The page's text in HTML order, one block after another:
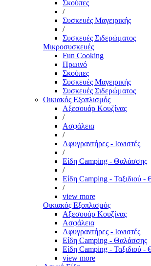
Σκούπες
/
Συσκευές Μαγειρικής
/
Συσκευές Σιδερώματος
Μικροσυσκευές
Fun Cooking
Πρωινό
Σκούπες
Συσκευές Μαγειρικής
Συσκευές Σιδερώματος
Οικιακός Εξοπλισμός
Αξεσουάρ Κουζίνας
/
Ασφάλεια
/
Αφυγραντήρες - Ιονιστές
/
Είδη Camping - Θαλάσσης
/
Είδη Camping - Ταξιδιού -
/
view more
Οικιακός Εξοπλισμός
Αξεσουάρ Κουζίνας
Ασφάλεια
Αφυγραντήρες - Ιονιστές
Είδη Camping - Θαλάσσης
Είδη Camping - Ταξιδιού -
view more